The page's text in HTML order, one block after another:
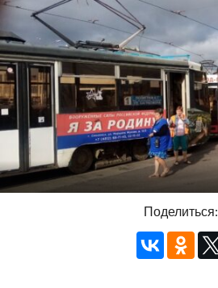
Поделиться: